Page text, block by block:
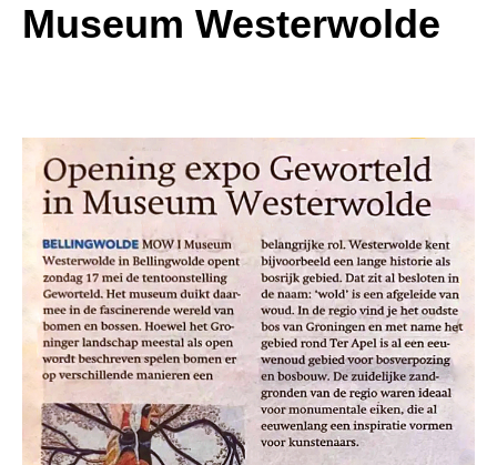
Museum Westerwolde